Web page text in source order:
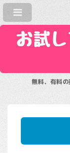
お試
無料、有料